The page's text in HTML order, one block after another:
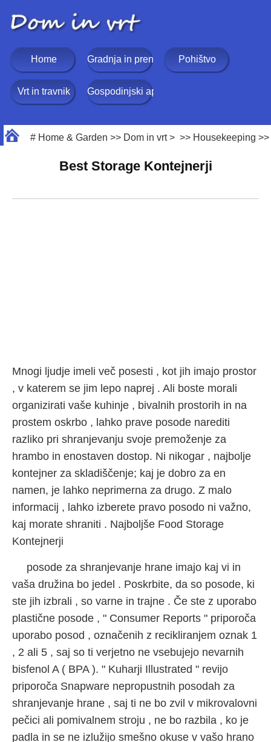
Home Gradnja in prenova Pohištvo
Vrt in travnik Gospodinjski aparati
# Home & Garden >> Dom in vrt> >> Housekeeping >>
Best Storage Kontejnerji
Mnogi ljudje imeli več posesti , kot jih imajo prostor
, v katerem se jim lepo naprej . Ali boste morali
organizirati vaše kuhinje , bivalnih prostorih in na
prostem oskrbo , lahko prave posode narediti
razliko pri shranjevanju svoje premoženje za
hrambo in enostaven dostop. Ni nikogar , najbolje
kontejner za skladiščenje; kaj je dobro za en
namen, je lahko neprimerna za drugo. Z malo
informacij , lahko izberete pravo posodo ni važno,
kaj morate shraniti . Najboljše Food Storage
Kontejnerji
posode za shranjevanje hrane imajo kaj vi in ​​
vaša družina bo jedel . Poskrbite, da so posode, ki
ste jih izbrali , so varne in trajne . Če ste z uporabo
plastične posode , " Consumer Reports " priporoča
uporabo posod , označenih z recikliranjem oznak 1
, 2 ali 5 , saj so ti verjetno ne vsebujejo nevarnih
bisfenol A ( BPA ). " Kuharji Illustrated " revijo
priporoča Snapware nepropustnih posodah za
shranjevanje hrane , saj ti ne bo zvil v mikrovalovni
pečici ali pomivalnem stroju , ne bo razbila , ko je
padla in se ne izlužijo smešno okuse v vašo hrano